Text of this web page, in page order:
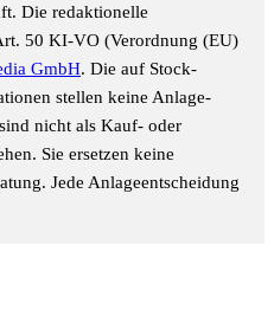
Die redaktionelle
50 KI-VO (Verordnung (EU)
GmbH. Die auf Stock-
stellen keine Anlage-
nicht als Kauf- oder
Sie ersetzen keine
Jede Anlageentscheidung